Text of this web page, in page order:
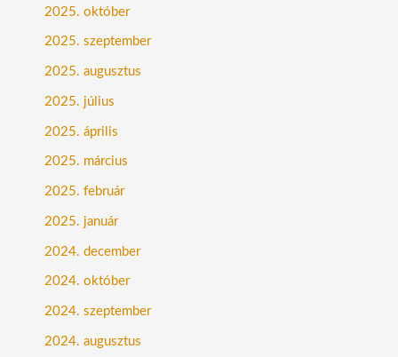
2025. október
2025. szeptember
2025. augusztus
2025. július
2025. április
2025. március
2025. február
2025. január
2024. december
2024. október
2024. szeptember
2024. augusztus